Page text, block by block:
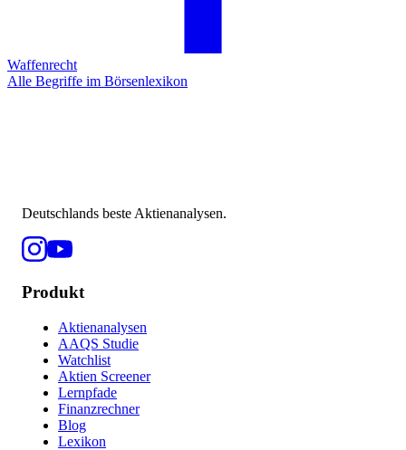
Waffenrecht
Alle Begriffe im Börsenlexikon
Deutschlands beste Aktienanalysen.
Produkt
Aktienanalysen
AAQS Studie
Watchlist
Aktien Screener
Lernpfade
Finanzrechner
Blog
Lexikon